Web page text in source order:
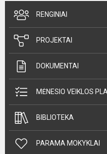
RENGINIAI
PROJEKTAI
DOKUMENTAI
MĖNESIO VEIKLOS
BIBLIOTEKA
PARAMA MOKYKLAI